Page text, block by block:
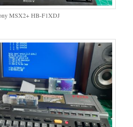
MSX2+ HB-F1XDJ